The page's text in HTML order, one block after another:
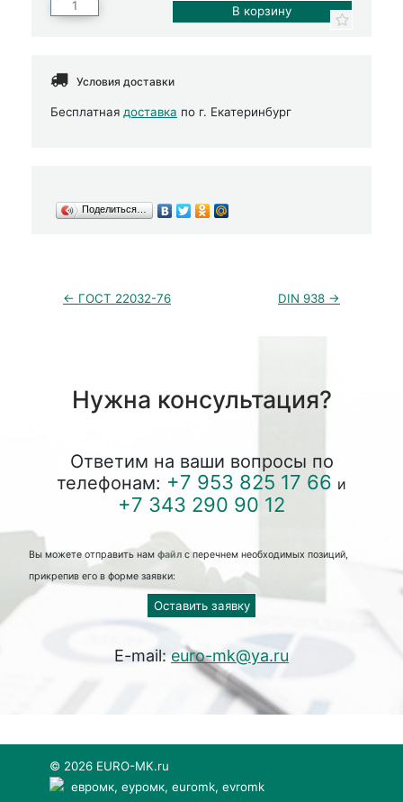
Условия доставки
Бесплатная доставка по г. Екатеринбург
Поделиться…
← ГОСТ 22032-76 DIN 938 →
Нужна консультация?
Ответим на ваши вопросы по
телефонам: +7 953 825 17 66 и
+7 343 290 90 12
Вы можете отправить нам файлс перечнем необходимых позиций,
прикрепив его в форме заявки:
Оставить заявку
E-mail: euro-mk@ya.ru
© 2026 EURO-MK.ru
евромк, еуромк, euromk, evromk